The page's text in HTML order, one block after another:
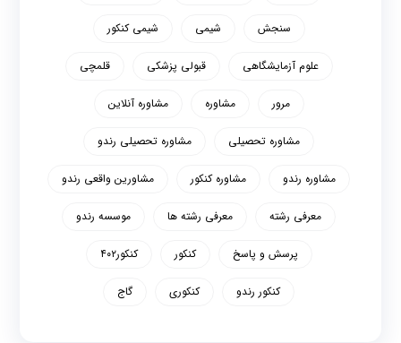
سنجش شیمی شیمی کنکور
علوم آزمایشگاهی قبولی پزشکی قلمچی
مرور مشاوره مشاوره آنلاین
مشاوره تحصیلی مشاوره تحصیلی رندو
مشاوره رندو مشاوره کنکور مشاورین واقعی رندو
معرفی رشته معرفی رشته ها موسسه رندو
پرسش و پاسخ کنکور کنکور۴۰۲
کنکور رندو کنکوری گاج